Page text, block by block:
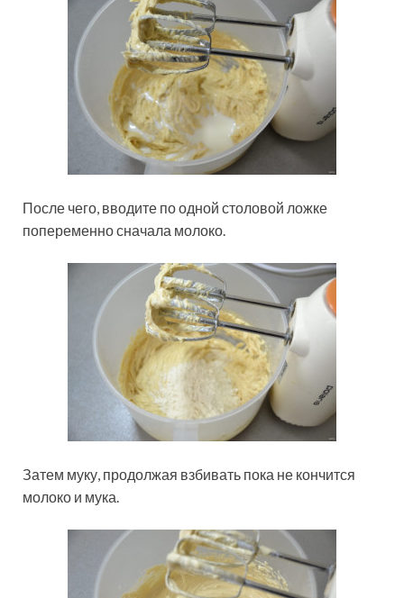
После чего, вводите по одной столовой ложке
попеременно сначала молоко.
Затем муку, продолжая взбивать пока не кончится
молоко и мука.